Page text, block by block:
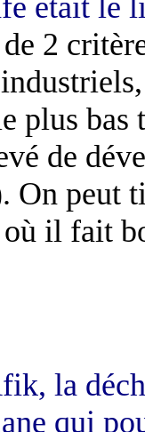
2
plus
de
On peut
où il fait
la
qui